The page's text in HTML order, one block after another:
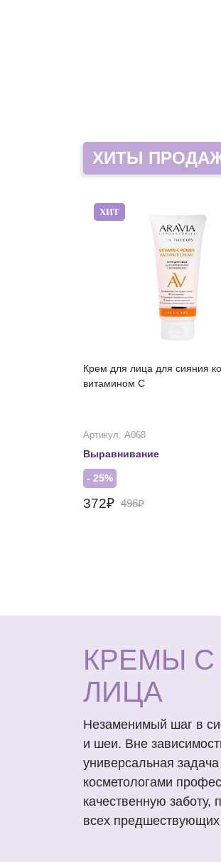
ХИТЫ
ХИТ
Крем для лица для сияния
витамином С
Артикул: А068
Выравнивание
- 25%
372₽ 496₽
КРЕМЫ
ЛИЦА
Незаменимый шаг в
и шеи. Вне
универсальная
косметологами
качественную
всех предшествующих